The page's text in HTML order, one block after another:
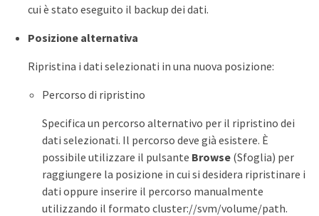
cui è stato eseguito il backup dei dati.
Posizione alternativa
Ripristina i dati selezionati in una nuova posizione:
Percorso di ripristino
Specifica un percorso alternativo per il ripristino dei
dati selezionati. Il percorso deve già esistere. È
possibile utilizzare il pulsante Browse(Sfoglia) per
raggiungere la posizione in cui si desidera ripristinare i
dati oppure inserire il percorso manualmente
utilizzando il formato cluster://svm/volume/path.